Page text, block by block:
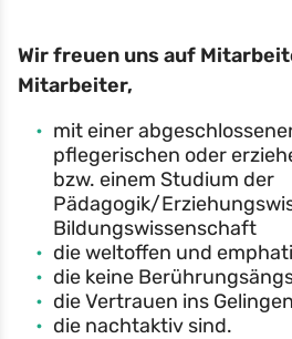
Wir freuen uns auf
Mitarbeiter,
mit einer
pflegerischen oder
bzw. einem Studium der
Pädagogik/
Bildungswissenschaft
die weltoffen und
die keine
die Vertrauen ins
die nachtaktiv sind.